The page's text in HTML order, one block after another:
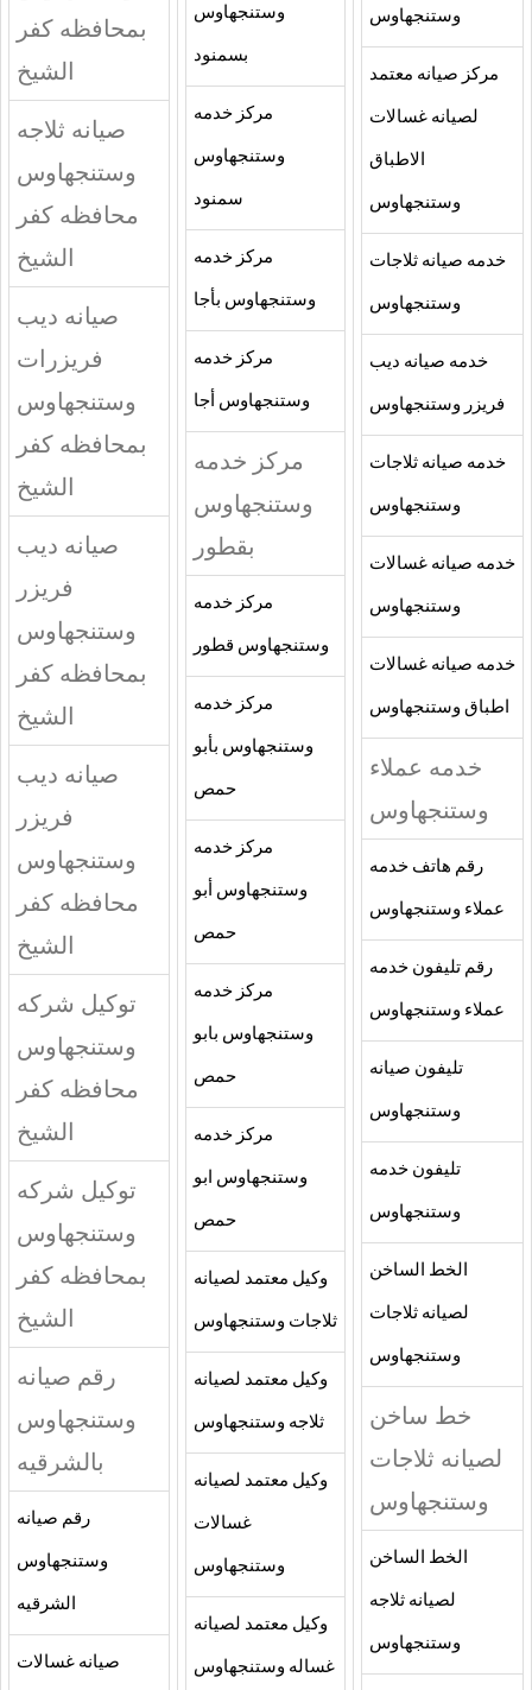
وستنجهاوس
مركز صيانه معتمد
لصيانه غسالات
الاطباق
وستنجهاوس
خدمه صيانه ثلاجات
وستنجهاوس
خدمه صيانه ديب
فريزر وستنجهاوس
خدمه صيانه ثلاجات
وستنجهاوس
خدمه صيانه غسالات
وستنجهاوس
خدمه صيانه غسالات
اطباق وستنجهاوس
خدمه عملاء
وستنجهاوس
رقم هاتف خدمه
عملاء وستنجهاوس
رقم تليفون خدمه
عملاء وستنجهاوس
تليفون صيانه
وستنجهاوس
تليفون خدمه
وستنجهاوس
الخط الساخن
لصيانه ثلاجات
وستنجهاوس
خط ساخن
لصيانه ثلاجات
وستنجهاوس
الخط الساخن
لصيانه ثلاجه
وستنجهاوس
وستنجهاوس
بسمنود
مركز خدمه
وستنجهاوس
سمنود
مركز خدمه
وستنجهاوس بأجا
مركز خدمه
وستنجهاوس أجا
مركز خدمه
وستنجهاوس
بقطور
مركز خدمه
وستنجهاوس قطور
مركز خدمه
وستنجهاوس بأبو
حمص
مركز خدمه
وستنجهاوس أبو
حمص
مركز خدمه
وستنجهاوس بابو
حمص
مركز خدمه
وستنجهاوس ابو
حمص
وكيل معتمد لصيانه
ثلاجات وستنجهاوس
وكيل معتمد لصيانه
ثلاجه وستنجهاوس
وكيل معتمد لصيانه
غسالات
وستنجهاوس
وكيل معتمد لصيانه
غساله وستنجهاوس
بمحافظه كفر
الشيخ
صيانه ثلاجه
وستنجهاوس
محافظه كفر
الشيخ
صيانه ديب
فريزرات
وستنجهاوس
بمحافظه كفر
الشيخ
صيانه ديب
فريزر
وستنجهاوس
بمحافظه كفر
الشيخ
صيانه ديب
فريزر
وستنجهاوس
محافظه كفر
الشيخ
توكيل شركه
وستنجهاوس
محافظه كفر
الشيخ
توكيل شركه
وستنجهاوس
بمحافظه كفر
الشيخ
رقم صيانه
وستنجهاوس
بالشرقيه
رقم صيانه
وستنجهاوس
الشرقيه
صيانه غسالات